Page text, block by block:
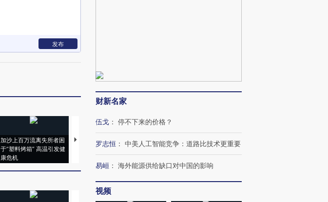
发布
加沙上百万流离失所者困
于“塑料烤箱” 高温引发健
康危机
视线｜HYROX的吸金
术：是什么让中产们甘
马航飞行员跨国走私7万
粒摇头丸 尿检体内含3种
视线｜被称为“蟑螂”的印
度Z世代 用街头抗争将教
财新名家
伍戈 ： 停不下来的价格？
罗志恒 ： 中美人工智能竞争：道路比技术更重要
易峘 ： 海外能源供给缺口对中国的影响
视频